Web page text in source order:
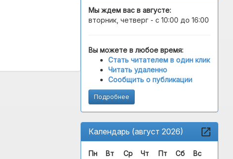
Мы ждем вас в августе:
вторник, четверг - с 10:00 до 16:00
Вы можете в любое время:
Стать читателем в один клик
Читать удаленно
Сообщить о публикации
Подробнее
Календарь (август 2026)
Пн Вт Ср Чт Пт Сб
Вс